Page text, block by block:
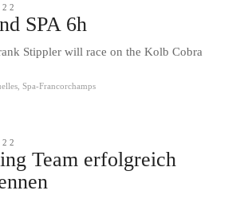
SPA 6h
Stippler will race on the Kolb Cobra
,Spa-Francorchamps
Team erfolgreich